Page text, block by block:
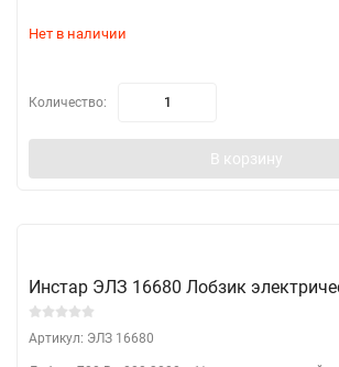
Нет в наличии
Количество:
В корзину
Инстар ЭЛЗ 16680 Лобзик
Артикул: ЭЛЗ 16680